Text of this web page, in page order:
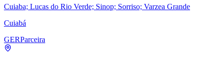
Cuiaba; Lucas do Rio Verde; Sinop; Sorriso; Varzea Grande
Cuiabá
GERParceira